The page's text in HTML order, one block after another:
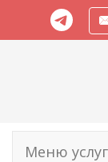
Меню услуг